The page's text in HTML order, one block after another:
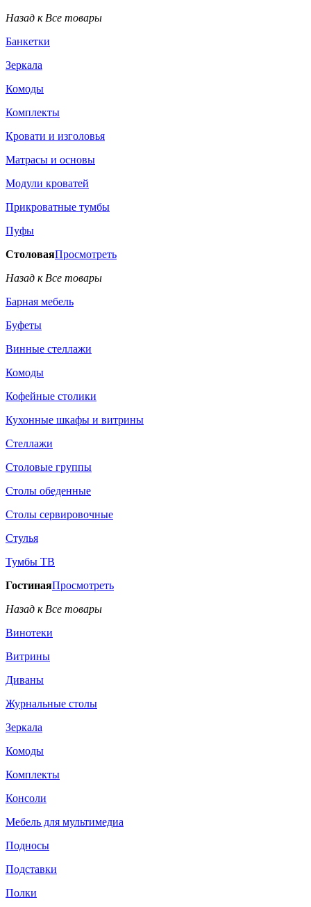
Назад к Все товары
Банкетки
Зеркала
Комоды
Комплекты
Кровати и изголовья
Матрасы и основы
Модули кроватей
Прикроватные тумбы
Пуфы
СтоловаяПросмотреть
Назад к Все товары
Барная мебель
Буфеты
Винные стеллажи
Комоды
Кофейные столики
Кухонные шкафы и витрины
Стеллажи
Столовые группы
Столы обеденные
Столы сервировочные
Стулья
Тумбы ТВ
ГостинаяПросмотреть
Назад к Все товары
Винотеки
Витрины
Диваны
Журнальные столы
Зеркала
Комоды
Комплекты
Консоли
Мебель для мультимедиа
Подносы
Подставки
Полки